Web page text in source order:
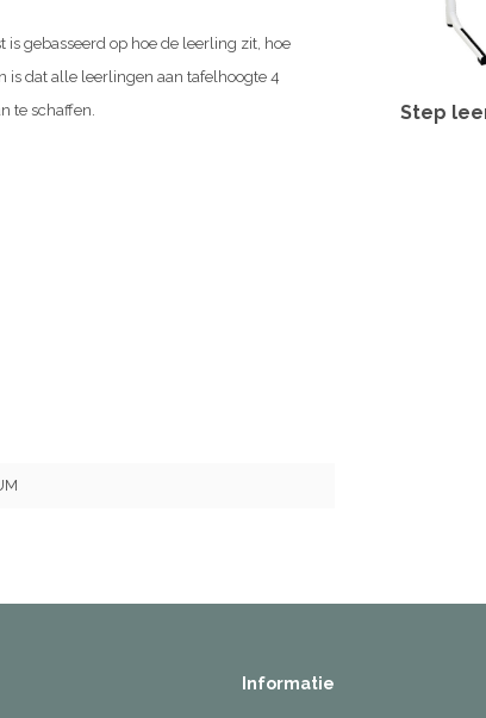
is gebasseerd op hoe de leerling zit, hoe
is dat alle leerlingen aan tafelhoogte 4
te schaffen.
Step
Informatie